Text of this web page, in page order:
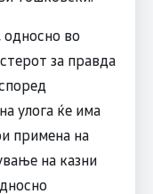
односно во
за правда
улога ќе има
примена на
на казни